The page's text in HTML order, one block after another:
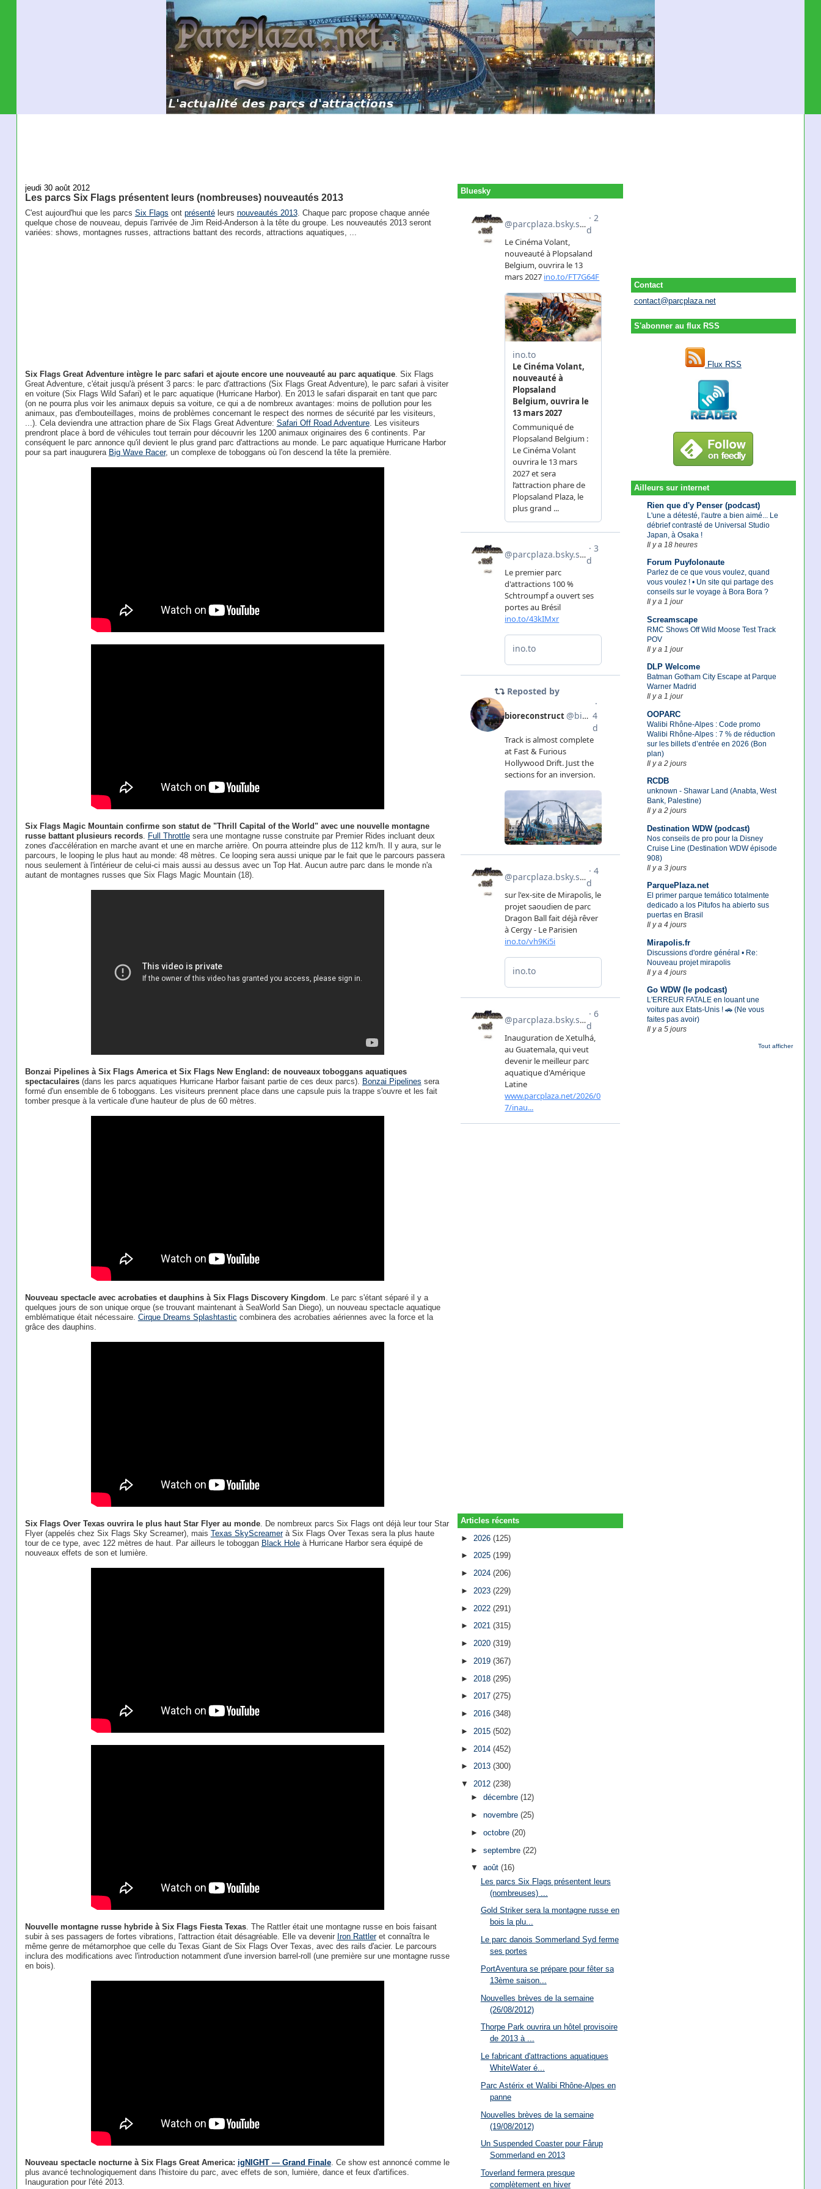
Contact
contact@parcplaza.net
S'abonner au flux RSS
Flux RSS
Ailleurs sur internet
Rien que d'y Penser (podcast)
L'une a détesté, l'autre a bien aimé... Le
débrief contrasté de Universal Studio
Japan, à Osaka !
Il y a 18 heures
Forum Puyfolonaute
Parlez de ce que vous voulez, quand
vous voulez ! • Un site qui partage des
conseils sur le voyage à Bora Bora ?
Il y a 1 jour
Screamscape
RMC Shows Off Wild Moose Test Track
POV
Il y a 1 jour
DLP Welcome
Batman Gotham City Escape at Parque
Warner Madrid
Il y a 1 jour
OOPARC
Walibi Rhône-Alpes : Code promo
Walibi Rhône-Alpes : 7 % de réduction
sur les billets d’entrée en 2026 (Bon
plan)
Il y a 2 jours
RCDB
unknown - Shawar Land (Anabta, West
Bank, Palestine)
Il y a 2 jours
Destination WDW (podcast)
Nos conseils de pro pour la Disney
Cruise Line (Destination WDW épisode
908)
Il y a 3 jours
ParquePlaza.net
El primer parque temático totalmente
dedicado a los Pitufos ha abierto sus
puertas en Brasil
Il y a 4 jours
Mirapolis.fr
Discussions d'ordre général • Re:
Nouveau projet mirapolis
Il y a 4 jours
Go WDW (le podcast)
L'ERREUR FATALE en louant une
voiture aux Etats-Unis ! 🚗 (Ne vous
faites pas avoir)
Il y a 5 jours
Tout afficher
jeudi 30 août 2012
Les parcs Six Flags présentent leurs (nombreuses) nouveautés 2013
C'est aujourd'hui que les parcs Six Flags ont présentéleurs nouveautés 2013. Chaque parc propose chaque année
quelque chose de nouveau, depuis l'arrivée de Jim Reid-Anderson à la tête du groupe. Les nouveautés 2013 seront
variées: shows, montagnes russes, attractions battant des records, attractions aquatiques, ...
Six Flags Great Adventure intègre le parc safari et ajoute encore une nouveauté au parc aquatique. Six Flags
Great Adventure, c'était jusqu'à présent 3 parcs: le parc d'attractions (Six Flags Great Adventure), le parc safari à visiter
en voiture (Six Flags Wild Safari) et le parc aquatique (Hurricane Harbor). En 2013 le safari disparait en tant que parc
(on ne pourra plus voir les animaux depuis sa voiture, ce qui a de nombreux avantages: moins de pollution pour les
animaux, pas d'embouteillages, moins de problèmes concernant le respect des normes de sécurité par les visiteurs,
...). Cela deviendra une attraction phare de Six Flags Great Adventure: Safari Off Road Adventure. Les visiteurs
prendront place à bord de véhicules tout terrain pour découvrir les 1200 animaux originaires des 6 continents. Par
conséquent le parc annonce qu'il devient le plus grand parc d'attractions au monde. Le parc aquatique Hurricane Harbor
pour sa part inaugurera Big Wave Racer, un complexe de toboggans où l'on descend la tête la première.
Six Flags Magic Mountain confirme son statut de "Thrill Capital of the World" avec une nouvelle montagne
russe battant plusieurs records. Full Throttlesera une montagne russe construite par Premier Rides incluant deux
zones d'accélération en marche avant et une en marche arrière. On pourra atteindre plus de 112 km/h. Il y aura, sur le
parcours, le looping le plus haut au monde: 48 mètres. Ce looping sera aussi unique par le fait que le parcours passera
nous seulement à l'intérieur de celui-ci mais aussi au dessus avec un Top Hat. Aucun autre parc dans le monde n'a
autant de montagnes russes que Six Flags Magic Mountain (18).
Bonzai Pipelines à Six Flags America et Six Flags New England: de nouveaux toboggans aquatiques
spectaculaires(dans les parcs aquatiques Hurricane Harbor faisant partie de ces deux parcs). Bonzai Pipelines sera
formé d'un ensemble de 6 toboggans. Les visiteurs prennent place dans une capsule puis la trappe s'ouvre et les fait
tomber presque à la verticale d'une hauteur de plus de 60 mètres.
Nouveau spectacle avec acrobaties et dauphins à Six Flags Discovery Kingdom. Le parc s'étant séparé il y a
quelques jours de son unique orque (se trouvant maintenant à SeaWorld San Diego), un nouveau spectacle aquatique
emblématique était nécessaire. Cirque Dreams Splashtastic combinera des acrobaties aériennes avec la force et la
grâce des dauphins.
Six Flags Over Texas ouvrira le plus haut Star Flyer au monde. De nombreux parcs Six Flags ont déjà leur tour Star
Flyer (appelés chez Six Flags Sky Screamer), mais Texas SkyScreamerà Six Flags Over Texas sera la plus haute
tour de ce type, avec 122 mètres de haut. Par ailleurs le toboggan Black Holeà Hurricane Harbor sera équipé de
nouveaux effets de son et lumière.
Nouvelle montagne russe hybride à Six Flags Fiesta Texas. The Rattler était une montagne russe en bois faisant
subir à ses passagers de fortes vibrations, l'attraction était désagréable. Elle va devenir Iron Rattleret connaîtra le
même genre de métamorphoe que celle du Texas Giant de Six Flags Over Texas, avec des rails d'acier. Le parcours
inclura des modifications avec l'introduction notamment d'une inversion barrel-roll (une première sur une montagne russe
en bois).
Nouveau spectacle nocturne à Six Flags Great America: igNIGHT — Grand Finale. Ce show est annoncé comme le
plus avancé technologiquement dans l'histoire du parc, avec effets de son, lumière, dance et feux d'artifices.
Inauguration pour l'été 2013.
Bluesky
Articles récents
► 2026(125)
►2025(199)
►2024(206)
► 2023(229)
► 2022(291)
►2021(315)
►2020(319)
► 2019(367)
► 2018(295)
►2017(275)
►2016(348)
► 2015(502)
► 2014(452)
►2013(300)
▼2012(238)
► décembre (12)
► novembre (25)
► octobre (20)
► septembre (22)
▼ août (16)
Les parcs Six Flags présentent leurs
(nombreuses) ...
Gold Striker sera la montagne russe en
bois la plu...
Le parc danois Sommerland Syd ferme
ses portes
PortAventura se prépare pour fêter sa
13ème saison...
Nouvelles brèves de la semaine
(26/08/2012)
Thorpe Park ouvrira un hôtel provisoire
de 2013 à ...
Le fabricant d'attractions aquatiques
WhiteWater é...
Parc Astérix et Walibi Rhône-Alpes en
panne
Nouvelles brèves de la semaine
(19/08/2012)
Un Suspended Coaster pour Fårup
Sommerland en 2013
Toverland fermera presque
complètement en hiver